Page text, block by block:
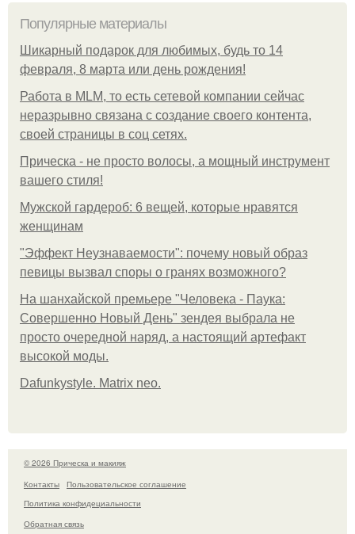
Популярные материалы
Шикарный подарок для любимых, будь то 14
февраля, 8 марта или день рождения!
Работа в MLM, то есть сетевой компании сейчас
неразрывно связана с создание своего контента,
своей страницы в соц сетях.
Прическа - не просто волосы, а мощный инструмент
вашего стиля!
Мужской гардероб: 6 вещей, которые нравятся
женщинам
"Эффект Неузнаваемости": почему новый образ
певицы вызвал споры о гранях возможного?
На шанхайской премьере "Человека - Паука:
Совершенно Новый День" зендея выбрала не
просто очередной наряд, а настоящий артефакт
высокой моды.
Dafunkystyle. Matrix neo.
© 2026 Прическа и макияж
Контакты
Пользовательское соглашение
Политика конфидециальности
Обратная связь